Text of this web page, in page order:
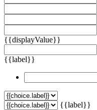
{{displayValue}}
{{label}}
{{label}}